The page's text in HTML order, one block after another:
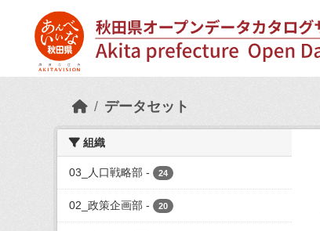
データセット
組織
03_人口戦略部 - 24
02_政策企画部 - 20